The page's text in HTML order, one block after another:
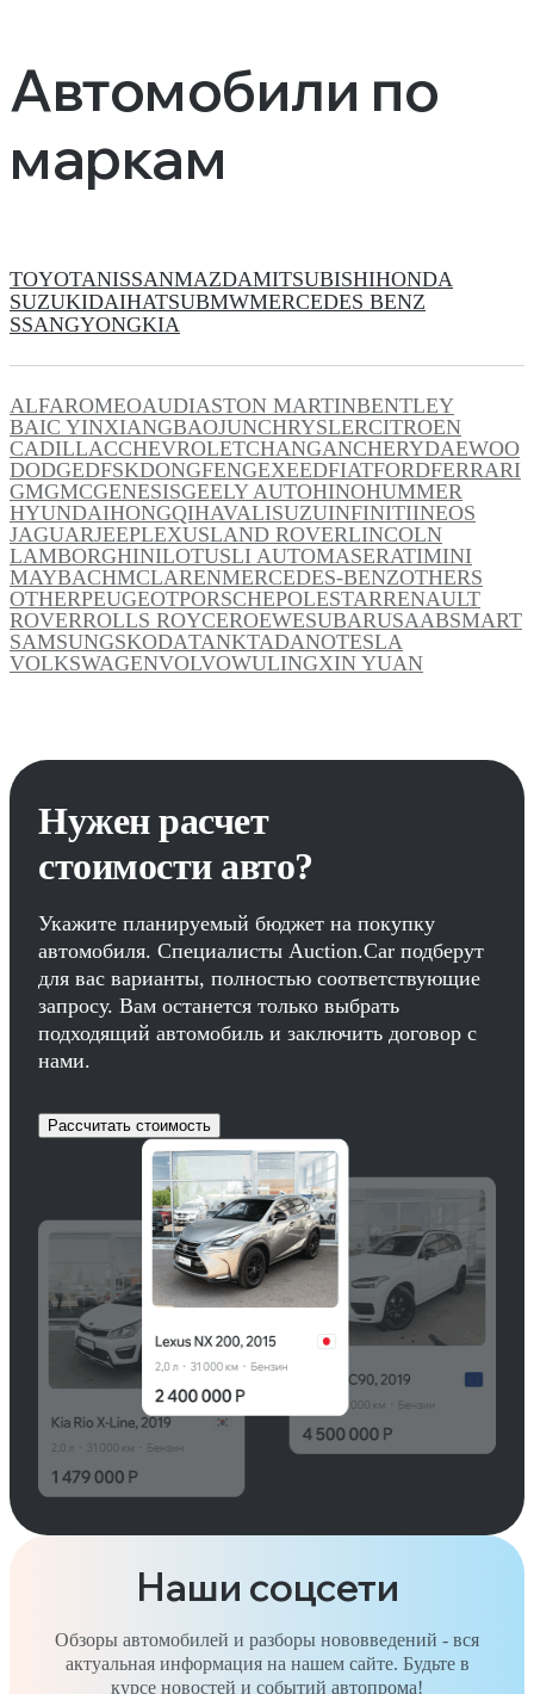
Автомобили по
маркам
TOYOTANISSANMAZDAMITSUBISHIHONDA
SUZUKIDAIHATSUBMWMERCEDES BENZ
SSANGYONGKIA
ALFAROMEOAUDIASTON MARTINBENTLEY
BAIC YINXIANGBAOJUNCHRYSLERCITROEN
CADILLACCHEVROLETCHANGANCHERYDAEWOO
DODGEDFSKDONGFENGEXEEDFIATFORDFERRARI
GMGMCGENESISGEELY AUTOHINOHUMMER
HYUNDAIHONGQIHAVALISUZUINFINITIINEOS
JAGUARJEEPLEXUSLAND ROVERLINCOLN
LAMBORGHINILOTUSLI AUTOMASERATIMINI
MAYBACHMCLARENMERCEDES-BENZOTHERS
OTHERPEUGEOTPORSCHEPOLESTARRENAULT
ROVERROLLS ROYCEROEWESUBARUSAABSMART
SAMSUNGSKODATANKTADANOTESLA
VOLKSWAGENVOLVOWULINGXIN YUAN
Нужен расчет
стоимости авто?
Укажите планируемый бюджет на покупку
автомобиля. Специалисты Auction.Car подберут
для вас варианты, полностью соответствующие
запросу. Вам останется только выбрать
подходящий автомобиль и заключить договор с
нами.
Рассчитать стоимость
Наши соцсети
Обзоры автомобилей и разборы нововведений - вся
актуальная информация на нашем сайте. Будьте в
курсе новостей и событий автопрома!